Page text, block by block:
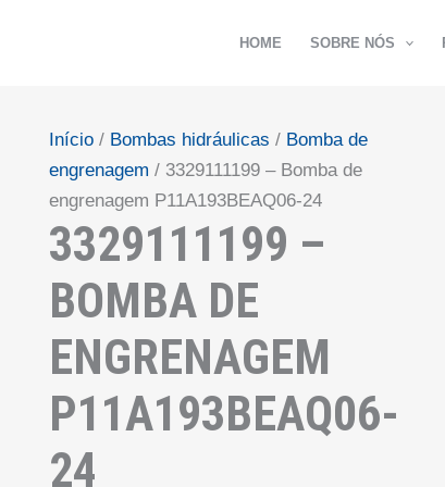
HOME SOBRE NÓS
Início/ Bombas hidráulicas / Bomba de
engrenagem / 3329111199 – Bomba de
engrenagem P11A193BEAQ06-24
3329111199 –
BOMBA DE
ENGRENAGEM
P11A193BEAQ06-
24